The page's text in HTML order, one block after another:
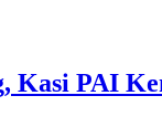
Kasi PAI